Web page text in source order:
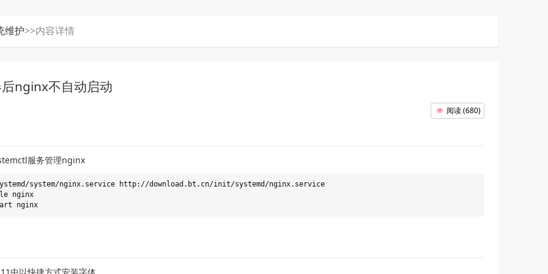
维护>>内容详情
nginx不自动启动
阅读(680)
服务管理nginx
system/nginx.service http://download.bt.cn/init/systemd/nginx.service
nginx
sudo systemctl restart nginx